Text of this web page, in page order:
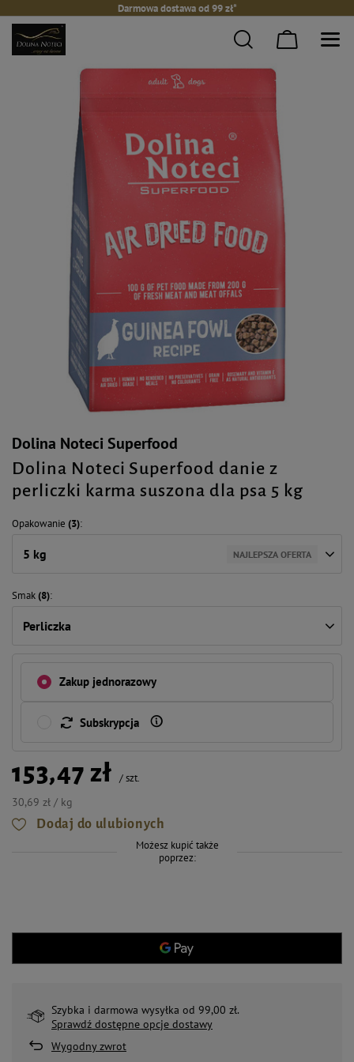
Darmowa dostawa od 99 zł*
Dolina Noteci Superfood
Dolina Noteci Superfood danie z
perliczki karma suszona dla psa 5 kg
Opakowanie (3)
5 kg NAJLEPSZA OFERTA
Smak(8)
Perliczka
Zakup jednorazowy
Subskrypcja
153,47 zł /szt.
30,69 zł / kg
Dodaj do ulubionych
Możesz kupić także
poprzez:
Szybka i darmowa wysyłka od 99,00 zł.
Sprawdź dostępne opcje dostawy
Wygodny zwrot